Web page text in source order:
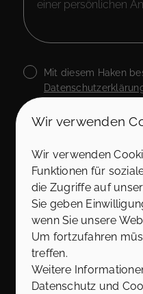
Mit diesem Haken
Wir nehmen den
senden, werden
garantieren, dass
Dritte
missbraucht werden.
Vielen Dank für Ihr
Senden
Wir verwenden
Wir verwenden
Funktionen für
die Zugriffe auf
Sie geben
wenn Sie unsere
Um fortzufahren
treffen.
Weitere
Datenschutz und